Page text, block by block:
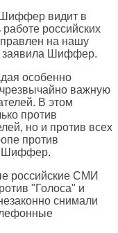
видит в
российских
на нашу
заявила Шиффер.
особенно
важную
В этом
против
но и против всех
против
Шиффер.
российские СМИ
"Голоса" и
снимали